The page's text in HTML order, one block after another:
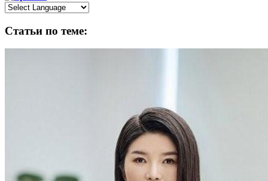
Статьи по теме: